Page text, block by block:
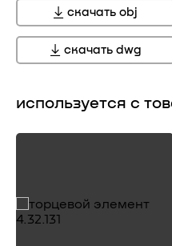
скачать obj
скачать dwg
используется с